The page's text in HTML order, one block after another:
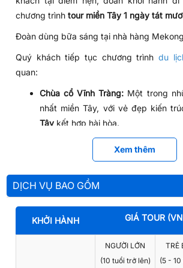
chương trình tour miền Tây 1 ngày tát
Đoàn dùng bữa sáng tại nhà hàng
Quý khách tiếp tục chương trìnhdu
quan:
Chùa cổ Vĩnh Tràng: Một trong
nhất miền Tây, với vẻ đẹp kiến
Tây kết hợp hài hòa.
Sau đó đoàn đến bến tàu du lịch 30/
vượt sông Tiền, thưởng ngoạn
của cây trái, trên cáccù lao Long, Lân,
Cầu Rạch Miễu:Chiêm ngưỡng
hào của người dân xứ dừa.
Cồn Lân (cù lao Thới Sơn):
Đò ghé
nuôi ong lấy mật, lò làm kẹo dừa;
thức các loại trái cây theo mùa,
Xem thêm
DỊCH VỤ BAO GỒM
KHỞI HÀNH GIÁ TOUR
NGƯỜI LỚN
(10 tuổi trở lên)
TRẺ
(5 - 10